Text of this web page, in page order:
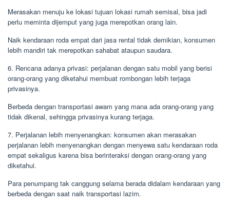
Merasakan menuju ke lokasi tujuan lokasi rumah semisal, bisa jadi
perlu meminta dijemput yang juga merepotkan orang lain.
Naik kendaraan roda empat dari jasa rental tidak demikian, konsumen
lebih mandiri tak merepotkan sahabat ataupun saudara.
6. Rencana adanya privasi: perjalanan dengan satu mobil yang berisi
orang-orang yang diketahui membuat rombongan lebih terjaga
privasinya.
Berbeda dengan transportasi awam yang mana ada orang-orang yang
tidak dikenal, sehingga privasinya kurang terjaga.
7. Perjalanan lebih menyenangkan: konsumen akan merasakan
perjalanan lebih menyenangkan dengan menyewa satu kendaraan roda
empat sekaligus karena bisa berinteraksi dengan orang-orang yang
diketahui.
Para penumpang tak canggung selama berada didalam kendaraan yang
berbeda dengan saat naik transportasi lazim.